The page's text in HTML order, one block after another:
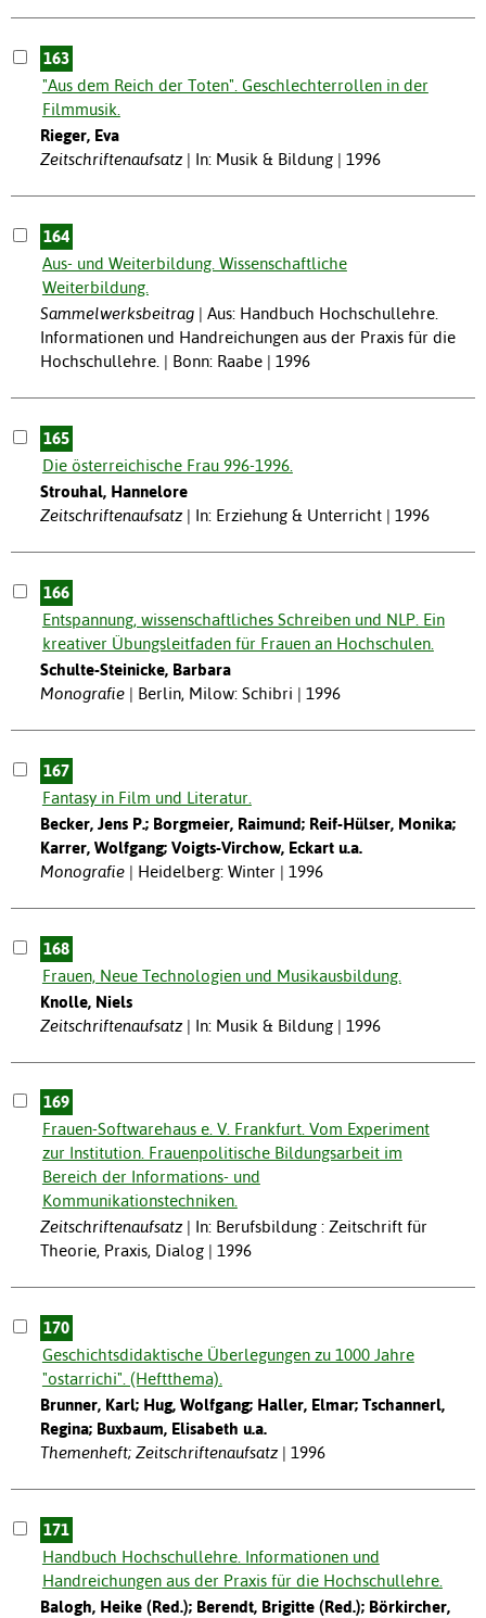
163
"Aus dem Reich der Toten". Geschlechterrollen in der
Filmmusik.
Rieger, Eva
Zeitschriftenaufsatz
In: Musik & Bildung | 1996
164
Aus- und Weiterbildung. Wissenschaftliche
Weiterbildung.
Sammelwerksbeitrag
Aus: Handbuch Hochschullehre.
Informationen und Handreichungen aus der Praxis für die
Hochschullehre. | Bonn: Raabe | 1996
165
Die österreichische Frau 996-1996.
Strouhal, Hannelore
Zeitschriftenaufsatz
In: Erziehung & Unterricht | 1996
166
Entspannung, wissenschaftliches Schreiben und NLP. Ein
kreativer Übungsleitfaden für Frauen an Hochschulen.
Schulte-Steinicke, Barbara
Monografie
Berlin, Milow: Schibri | 1996
167
Fantasy in Film und Literatur.
Becker, Jens P.; Borgmeier, Raimund; Reif-Hülser, Monika;
Karrer, Wolfgang; Voigts-Virchow, Eckart u.a.
Monografie
Heidelberg: Winter | 1996
168
Frauen, Neue Technologien und Musikausbildung.
Knolle, Niels
Zeitschriftenaufsatz
In: Musik & Bildung | 1996
169
Frauen-Softwarehaus e. V. Frankfurt. Vom Experiment
zur Institution. Frauenpolitische Bildungsarbeit im
Bereich der Informations- und
Kommunikationstechniken.
Zeitschriftenaufsatz
In: Berufsbildung : Zeitschrift für
Theorie, Praxis, Dialog | 1996
170
Geschichtsdidaktische Überlegungen zu 1000 Jahre
"ostarrichi". (Heftthema).
Brunner, Karl; Hug, Wolfgang; Haller, Elmar; Tschannerl,
Regina; Buxbaum, Elisabeth u.a.
Themenheft; Zeitschriftenaufsatz
1996
171
Handbuch Hochschullehre. Informationen und
Handreichungen aus der Praxis für die Hochschullehre.
Balogh, Heike (Red.); Berendt, Brigitte (Red.); Börkircher,